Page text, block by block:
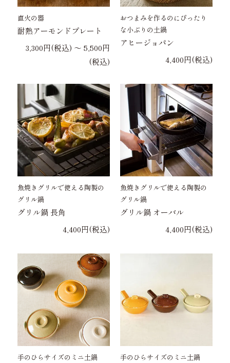
直火の器
耐熱アーモンドプレート
3,300円(税込) 〜 5,500円
(税込)
おつまみを作るのにぴったり
な小ぶりの土鍋
アヒージョパン
4,400円(税込)
魚焼きグリルで使える陶製の
グリル鍋
グリル鍋 長角
4,400円(税込)
魚焼きグリルで使える陶製の
グリル鍋
グリル鍋 オーバル
4,400円(税込)
手のひらサイズのミニ土鍋 手のひらサイズのミニ土鍋